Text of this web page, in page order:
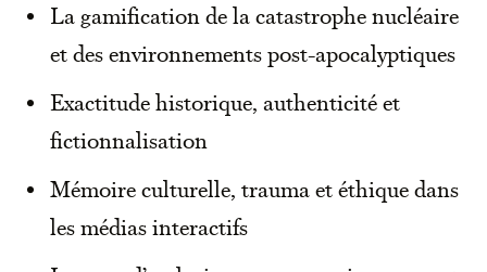
La gamification de la catastrophe nucléaire
et des environnements post-apocalyptiques
Exactitude historique, authenticité et
fictionnalisation
Mémoire culturelle, trauma et éthique dans
les médias interactifs